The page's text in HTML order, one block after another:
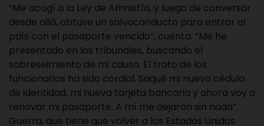
“Me acogí a la Ley de Amnistía, y luego de conversar
desde allá, obtuve un salvoconducto para entrar al
país con el pasaporte vencido”, cuenta. “Me he
presentado en los tribunales, buscando el
sobreseimiento de mi causa. El trato de los
funcionarios ha sido cordial. Saqué mi nueva cédula
de identidad, mi nueva tarjeta bancaria y ahora voy a
renovar mi pasaporte. A mí me dejaron sin nada”.
Guerra, que tiene que volver a los Estados Unidos